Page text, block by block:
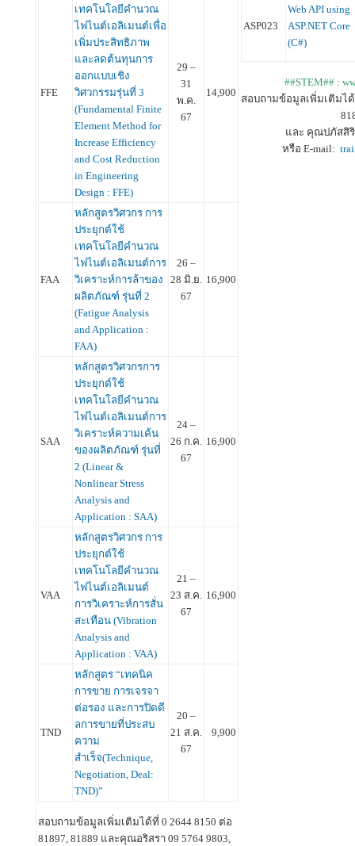
FFE
เทคโนโลยีคำนวณ
ไฟไนต์เอลิเมนต์เพื่อ
เพิ่มประสิทธิภาพ
และลดต้นทุนการ
ออกแบบเชิง
วิศวกรรมรุ่นที่ 3
(Fundamental Finite
Element Method for
Increase Efficiency
and Cost Reduction
in Engineering
Design : FFE)
29 –
31
พ.ค.
67
14,900
FAA
หลักสูตรวิศวกร การ
ประยุกต์ใช้
เทคโนโลยีคำนวณ
ไฟไนต์เอลิเมนต์การ
วิเคราะห์การล้าของ
ผลิตภัณฑ์ รุ่นที่ 2
(Fatigue Analysis
and Application :
FAA)
26 –
28 มิ.ย.
67
16,900
SAA
หลักสูตรวิศวกรการ
ประยุกต์ใช้
เทคโนโลยีคำนวณ
ไฟไนต์เอลิเมนต์การ
วิเคราะห์ความเค้น
ของผลิตภัณฑ์ รุ่นที่
2 (Linear &
Nonlinear Stress
Analysis and
Application : SAA)
24 –
26 ก.ค.
67
16,900
VAA
หลักสูตรวิศวกร การ
ประยุกต์ใช้
เทคโนโลยีคำนวณ
ไฟไนต์เอลิเมนต์
การวิเคราะห์การสั่น
สะเทือน (Vibration
Analysis and
Application : VAA)
21 –
23 ส.ค.
67
16,900
TND
หลักสูตร “เทคนิค
การขาย การเจรจา
ต่อรอง และการปิดดี
ลการขายที่ประสบ
ความ
สำเร็จ(Technique,
Negotiation, Deal:
TND)”
20 –
21 ส.ค.
67
9,900
สอบถามข้อมูลเพิ่มเติมได้ที่ 0 2644 8150 ต่อ
81897, 81889 และคุณอริสรา 09 5764 9803,
ASP023
Web API using
ASP.NET Core
(C#)
##STEM## :
สอบถามข้อมูลเพิ่มเติมได้
และ คุณปภัสสิริ
หรือ E-mail: